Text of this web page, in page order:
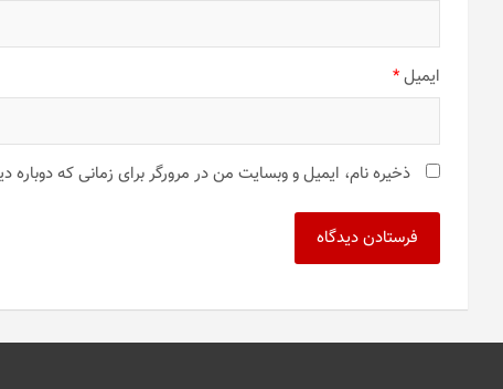
ایمیل*
ذخیره نام، ایمیل و وبسایت من در مرورگر برای زمانی که